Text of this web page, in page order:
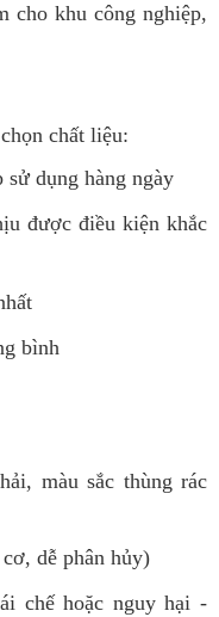
cho khu công nghiệp,
chất liệu:
dụng hàng ngày
được điều kiện khắc
bình
màu sắc thùng rác
dễ phân hủy)
chế hoặc nguy hại -